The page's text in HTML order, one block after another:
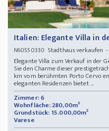
Italien: Elegante Villa in
N60550330 Stadthaus verkaufen
Elegante Villa zum Verkauf in der
Sie den Charme dieser
km vom berühmten Porto Cervo
eleganten Residenzen bietet ...
Zimmer: 6
Wohnfläche: 280,00m²
Grundstück: 15.000,00m²
Varese